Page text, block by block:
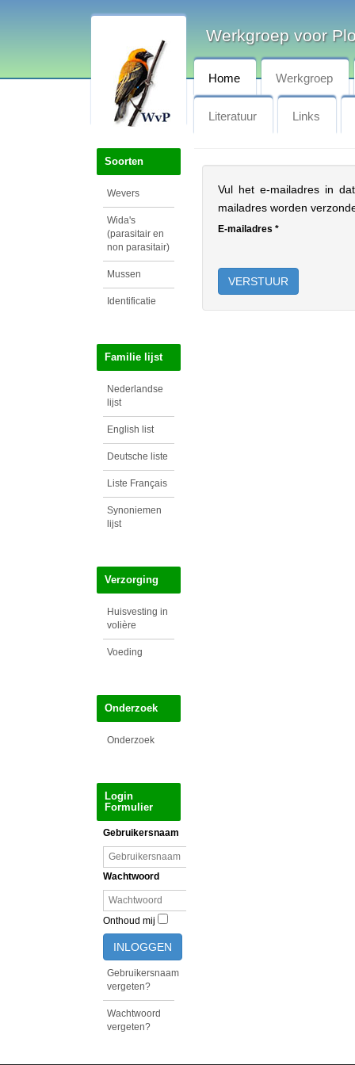
Soorten
Wevers
Wida's
(parasitair en
non parasitair)
Mussen
Identificatie
Familie lijst
Nederlandse
lijst
English list
Deutsche liste
Liste Français
Synoniemen
lijst
Verzorging
Huisvesting in
volière
Voeding
Onderzoek
Onderzoek
Login
Formulier
Gebruikersnaam
Wachtwoord
Onthoud mij
INLOGGEN
Gebruikersnaam
vergeten?
Wachtwoord
vergeten?
Werkgroep voor
Home Werkgroep
Literatuur Links
Vul het e-mailadres in
mailadres worden
E-mailadres *
VERSTUUR